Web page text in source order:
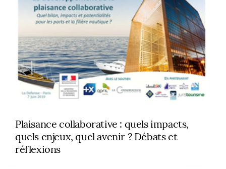
Plaisance collaborative : quels impacts,
quels enjeux, quel avenir ? Débats et
réflexions